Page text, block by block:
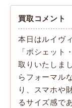
買取コメント
本日はルイヴ
「ポシェット
取りいたしま
らフォーマル
り、スマホや
るサイズ感で